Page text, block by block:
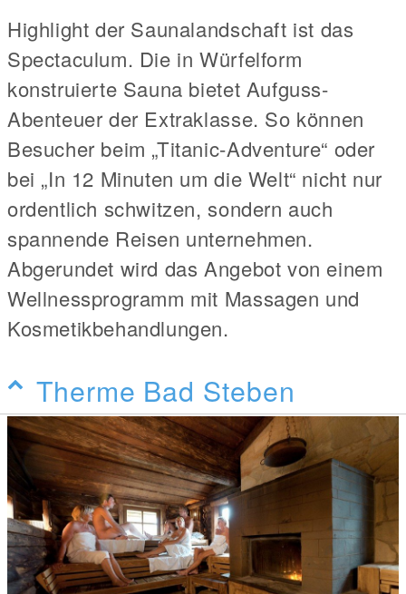
Highlight der Saunalandschaft ist das
Spectaculum. Die in Würfelform
konstruierte Sauna bietet Aufguss-
Abenteuer der Extraklasse. So können
Besucher beim „Titanic-Adventure“ oder
bei „In 12 Minuten um die Welt“ nicht nur
ordentlich schwitzen, sondern auch
spannende Reisen unternehmen.
Abgerundet wird das Angebot von einem
Wellnessprogramm mit Massagen und
Kosmetikbehandlungen.
Therme Bad Steben